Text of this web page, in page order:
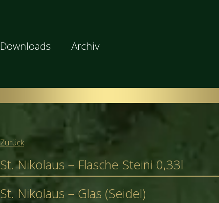
Downloads Archiv
Zurück
St. Nikolaus – Flasche Steini 0,33l
St. Nikolaus – Glas (Seidel)